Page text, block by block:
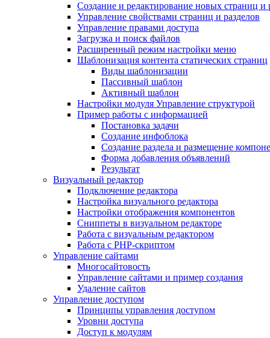
Создание и редактирование новых страниц и
Управление свойствами страниц и разделов
Управление правами доступа
Загрузка и поиск файлов
Расширенный режим настройки меню
Шаблонизация контента статических страниц
Виды шаблонизации
Пассивный шаблон
Активный шаблон
Настройки модуля Управление структурой
Пример работы с информацией
Постановка задачи
Создание инфоблока
Создание раздела и размещение
Форма добавления объявлений
Результат
Визуальный редактор
Подключение редактора
Настройка визуального редактора
Настройки отображения компонентов
Сниппеты в визуальном редакторе
Работа с визуальным редактором
Работа с PHP-скриптом
Управление сайтами
Многосайтовость
Управление сайтами и пример создания
Удаление сайтов
Управление доступом
Принципы управления доступом
Уровни доступа
Доступ к модулям